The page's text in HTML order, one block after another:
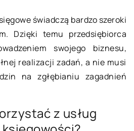
świadczą bardzo szeroki
Dzięki temu przedsiębiorca
swojego biznesu,
realizacji zadań, a nie musi
na zgłębianiu zagadnień
z usług